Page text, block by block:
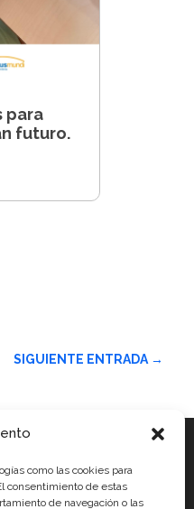
como las cookies para
consentimiento de estas
de navegación o las
para
futuro.
SIGUIENTE ENTRADA →